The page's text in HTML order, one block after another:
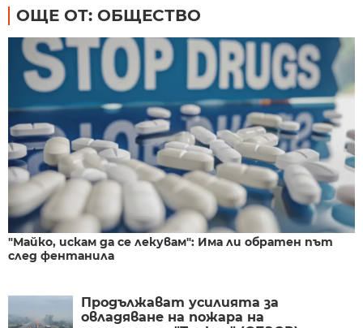
ОЩЕ ОТ: ОБЩЕСТВО
"Майко, искам да се лекувам": Има ли обратен път
след фентанила
Продължават усилията за
овладяване на пожара на